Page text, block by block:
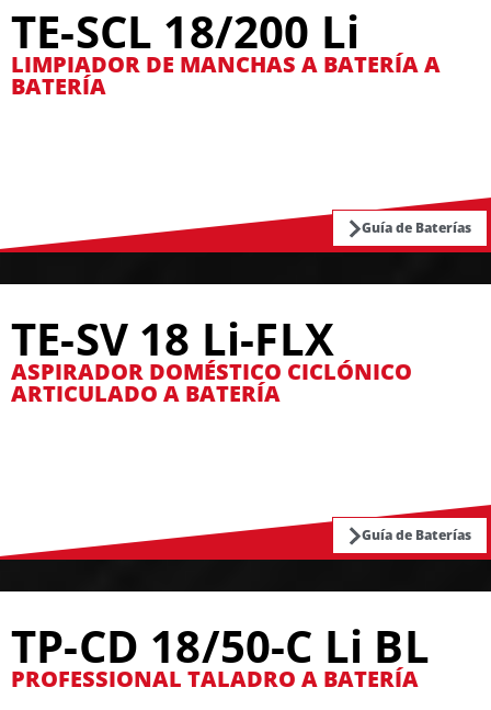
TE-SCL 18/200 Li
LIMPIADOR DE MANCHAS A BATERÍA A
BATERÍA
Guía de Baterías
TE-SV 18 Li-FLX
ASPIRADOR DOMÉSTICO CICLÓNICO
ARTICULADO A BATERÍA
Guía de Baterías
TP-CD 18/50-C Li BL
PROFESSIONAL TALADRO A BATERÍA